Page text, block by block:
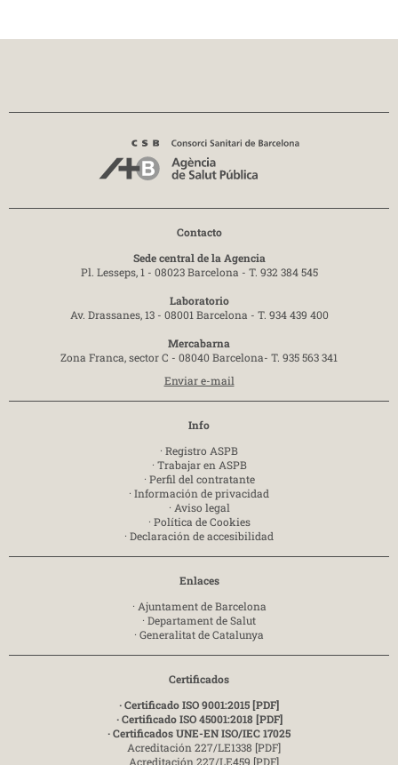
Contacto
Sede central de la Agencia
Pl. Lesseps, 1 - 08023 Barcelona - T. 932 384 545
Laboratorio
Av. Drassanes, 13 - 08001 Barcelona - T. 934 439 400
Mercabarna
Zona Franca, sector C - 08040 Barcelona- T. 935 563 341
Enviar e-mail
Info
· Registro ASPB
· Trabajar en ASPB
· Perfil del contratante
· Información de privacidad
· Aviso legal
· Política de Cookies
· Declaración de accesibilidad
Enlaces
· Ajuntament de Barcelona
· Departament de Salut
· Generalitat de Catalunya
Certificados
· Certificado ISO 9001:2015 [PDF]
· Certificado ISO 45001:2018 [PDF]
· Certificados UNE-EN ISO/IEC 17025
Acreditación 227/LE1338 [PDF]
Acreditación 227/LE459 [PDF]